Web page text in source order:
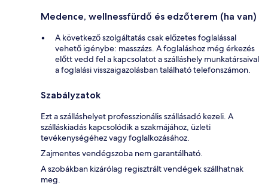
Medence, wellnessfürdő és edzőterem (ha van)
A következő szolgáltatás csak előzetes foglalással
vehető igénybe: masszázs. A foglaláshoz még érkezés
előtt vedd fel a kapcsolatot a szálláshely munkatársaival
a foglalási visszaigazolásban található telefonszámon.
Szabályzatok
Ezt a szálláshelyet professzionális szállásadó kezeli. A
szálláskiadás kapcsolódik a szakmájához, üzleti
tevékenységéhez vagy foglalkozásához.
Zajmentes vendégszoba nem garantálható.
A szobákban kizárólag regisztrált vendégek szállhatnak
meg.